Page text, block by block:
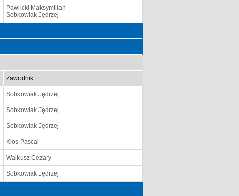
Pawlicki Maksymilian
Sobkowiak Jędrzej
Zawodnik
Sobkowiak Jędrzej
Sobkowiak Jędrzej
Sobkowiak Jędrzej
Kłos Pascal
Walkusz Cezary
Sobkowiak Jędrzej